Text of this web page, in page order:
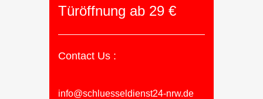
Türöffnung ab 29 €
Contact Us :
info@schluesseldienst24-nrw.de